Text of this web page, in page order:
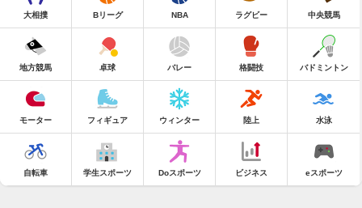
大相撲 Bリーグ NBA ラグビー 中央競馬
地方競馬 卓球 バレー 格闘技 バドミントン
モーター フィギュア ウィンター 陸上 水泳
自転車 学生スポーツ Doスポーツ ビジネス eスポーツ